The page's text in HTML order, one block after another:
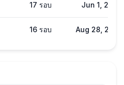
17 รอบ Jun 1, 2022
16 รอบ Aug 28, 2025